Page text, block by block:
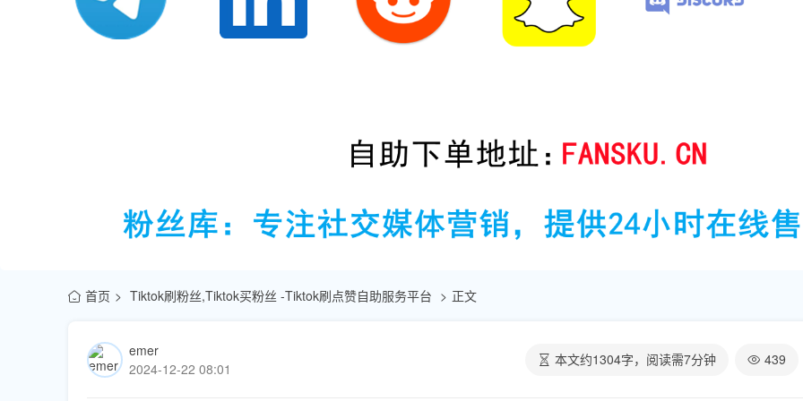
首页 Tiktok刷粉丝,Tiktok买粉丝 -Tiktok刷点赞自助服务平台 正文
emer
2024-12-22 08:01
本文约1304字，阅读需7分钟 439